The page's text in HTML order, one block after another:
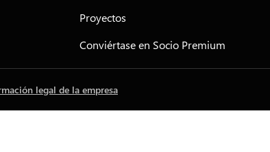
Proyectos
Conviértase en Socio Premium
legal de la empresa